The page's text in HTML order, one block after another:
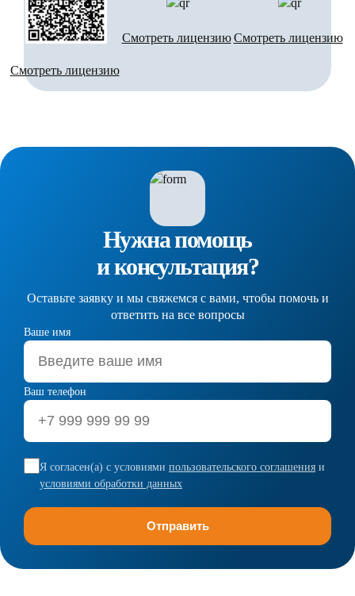
Смотреть лицензию
Смотреть лицензию Смотреть лицензию
Нужна помощь
и консультация?
Оставьте заявку и мы свяжемся с вами, чтобы помочь и
ответить на все вопросы
Ваше имя
Ваш телефон
Я согласен(а) с условиями пользовательского соглашения и
условиями обработки данных